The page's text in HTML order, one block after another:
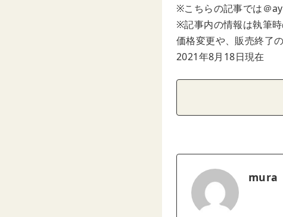
※こちらの記事では＠
※記事内の情報は執筆時
価格変更や、販売終了
2021年8月18日現在
mura